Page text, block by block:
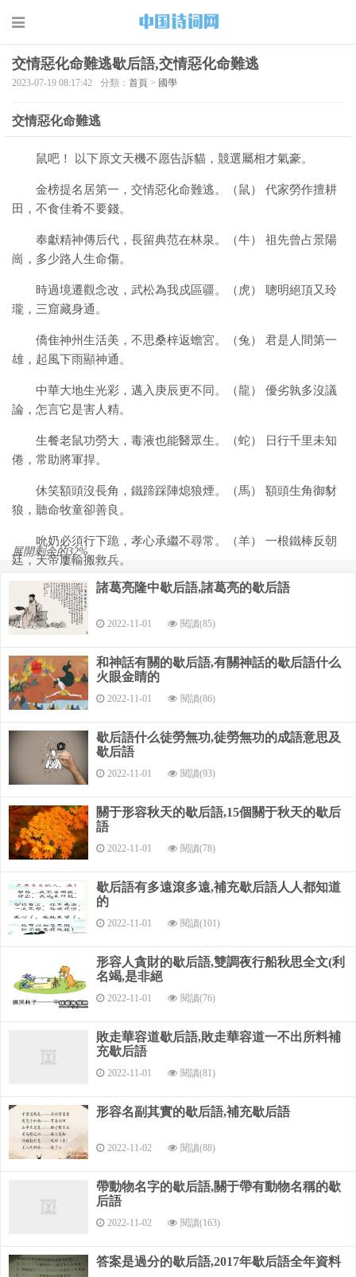
交情惡化命難逃歇后語,交情惡化命難逃
2023-07-19 08:17:42 分類： 首頁 > 國學
交情惡化命難逃
鼠吧！ 以下原文天機不愿告訴貓，競選屬相才氣豪。
金榜提名居第一，交情惡化命難逃。（鼠） 代家勞作擅耕
田，不食佳肴不要錢。
奉獻精神傳后代，長留典范在林泉。（牛） 祖先曾占景陽
崗，多少路人生命傷。
時過境遷觀念改，武松為我戍區疆。（虎） 聰明絕頂又玲
瓏，三窟藏身通。
僑隹神州生活美，不思桑梓返蟾宮。（兔） 君是人間第一
雄，起風下雨顯神通。
中華大地生光彩，邁入庚辰更不同。（龍） 優劣孰多沒議
論，怎言它是害人精。
生餐老鼠功勞大，毒液也能醫眾生。（蛇） 日行千里未知
倦，常助將軍捍。
休笑額頭沒長角，鐵蹄踩陣熄狼煙。（馬） 額頭生角御豺
狼，聽命牧童卻善良。
吮奶必須行下跪，孝心承繼不尋常。（羊） 一根鐵棒反朝
廷，天帝屢輸搬救兵。
任爾騰云千萬里，難逃佛祖手中營。（猴） 出生蛋殼體雖
輕，昂首一啼天放明。
揚，常伴牧人同放羊。
大雪漫飛身上腫，堅持工作不彷徨。（狗） 一生貪吃性難
遷，不拉力車不種田。
見到屠刀方后悔，幾聲悲叫赴黃泉。（豬）。
展開剩余的32%
諸葛亮隆中歇后語,諸葛亮的歇后語
2022-11-01 閱讀(85)
和神話有關的歇后語,有關神話的歇后語什么
火眼金睛的
2022-11-01 閱讀(86)
歇后語什么徒勞無功,徒勞無功的成語意思及
歇后語
2022-11-01 閱讀(93)
關于形容秋天的歇后語,15個關于秋天的歇后
語
2022-11-01 閱讀(78)
歇后語有多遠滾多遠,補充歇后語人人都知道
的
2022-11-01 閱讀(101)
形容人貪財的歇后語,雙調夜行船秋思全文(利
名竭,是非絕
2022-11-01 閱讀(76)
敗走華容道歇后語,敗走華容道一不出所料補
充歇后語
2022-11-01 閱讀(81)
形容名副其實的歇后語,補充歇后語
2022-11-02 閱讀(88)
帶動物名字的歇后語,關于帶有動物名稱的歇
后語
2022-11-02 閱讀(163)
答案是過分的歇后語,2017年歇后語全年資料